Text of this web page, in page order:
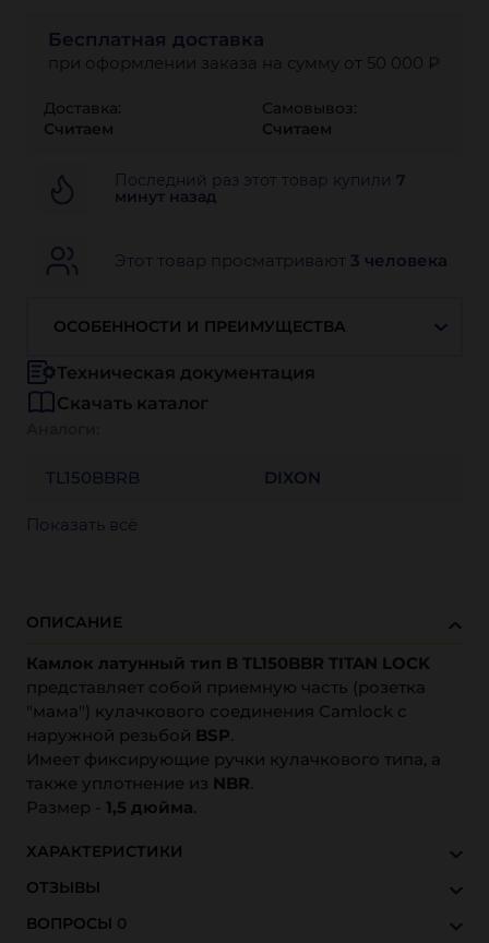
Бесплатная доставка
при оформлении заказа на сумму от 50 000 ₽
Доставка:
Считаем
Самовывоз:
Считаем
Последний раз этот товар купили 7
минут назад
Этот товар просматривают 3 человека
ОСОБЕННОСТИ И ПРЕИМУЩЕСТВА
Техническая документация
Скачать каталог
TL150BBRB DIXON
Показать всё
ОПИСАНИЕ
Камлок латунный тип B TL150BBR TITAN LOCK
представляет собой приемную часть (розетка
"мама") кулачкового соединения Camlock с
наружной резьбой BSP.
Имеет фиксирующие ручки кулачкового типа, а
также уплотнение из NBR.
Размер - 1,5 дюйма.
ХАРАКТЕРИСТИКИ
ОТЗЫВЫ
ВОПРОСЫ 0